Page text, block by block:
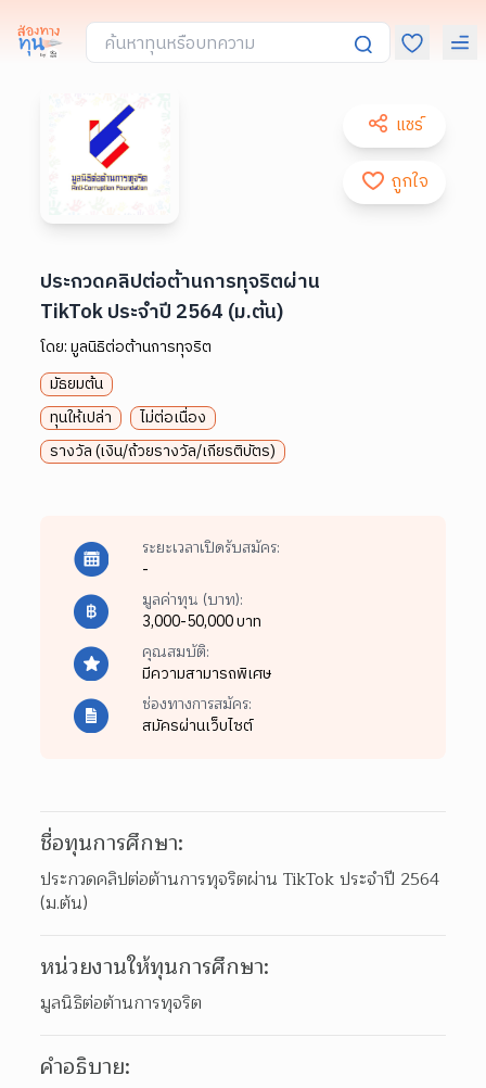
แชร์
ถูกใจ
ประกวดคลิปต่อต้านการทุจริตผ่าน
TikTok ประจำปี 2564 (ม.ต้น)
โดย:มูลนิธิต่อต้านการทุจริต
มัธยมต้น
ทุนให้เปล่า
ไม่ต่อเนื่อง
รางวัล (เงิน/ถ้วยรางวัล/เกียรติบัตร)
ระยะเวลาเปิดรับสมัคร:
-
มูลค่าทุน (บาท):
3,000-50,000 บาท
คุณสมบัติ:
มีความสามารถพิเศษ
ช่องทางการสมัคร:
สมัครผ่านเว็บไซต์
ชื่อทุนการศึกษา:
ประกวดคลิปต่อต้านการทุจริตผ่าน TikTok ประจำปี 2564
(ม.ต้น)
หน่วยงานให้ทุนการศึกษา:
มูลนิธิต่อต้านการทุจริต
คำอธิบาย: